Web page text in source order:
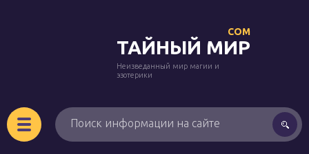
ТАЙНЫЙ МИР
COM
Неизведанный мир магии и
эзотерики